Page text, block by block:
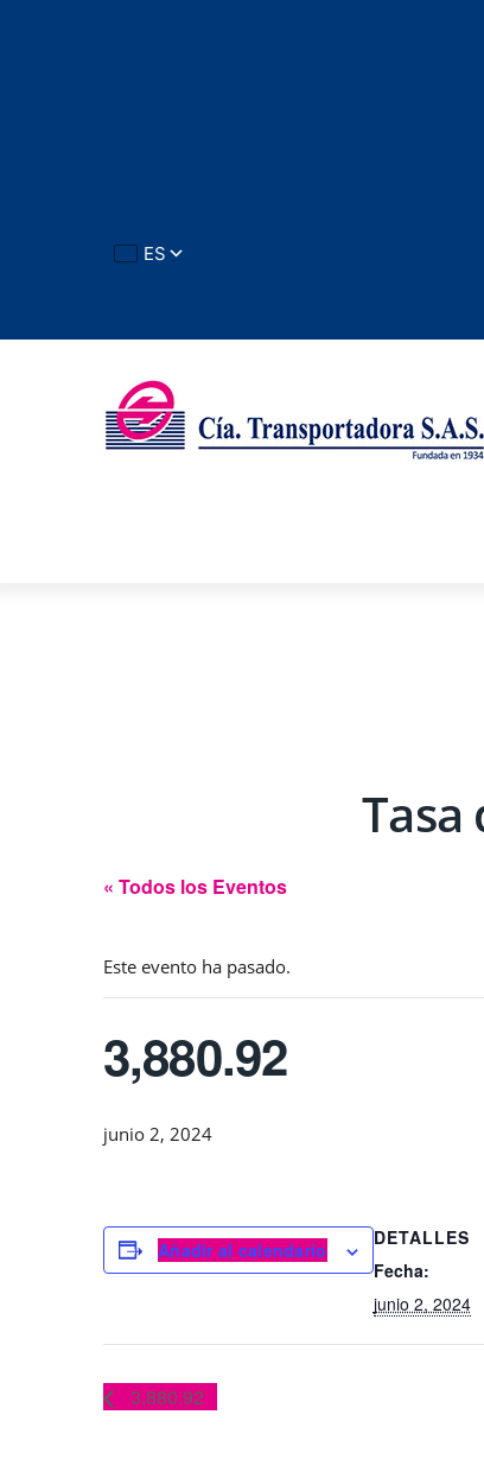
Tasa
« Todos los Eventos
Este evento ha pasado.
3,880.92
junio 2, 2024
Añadir al calendario
DETALLES
Fecha:
junio 2, 2024
3,880.92